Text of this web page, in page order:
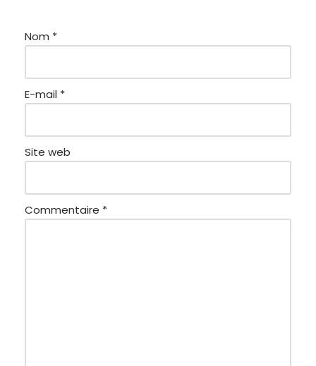
Nom *
E-mail *
Site web
Commentaire *